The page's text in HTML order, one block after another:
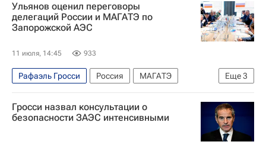
МАГАТЭ
Ульянов оценил переговоры
делегаций России и МАГАТЭ по
Запорожской АЭС
11 июля, 14:45 933
Еще3
Рафаэль Гросси Россия
МАГАТЭ
Запорожская АЭС
Калининград
Михаил Ульянов (дипломат)
Гросси назвал консультации о
безопасности ЗАЭС интенсивными